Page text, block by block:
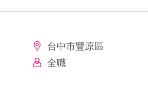
台中市豐原區
全職